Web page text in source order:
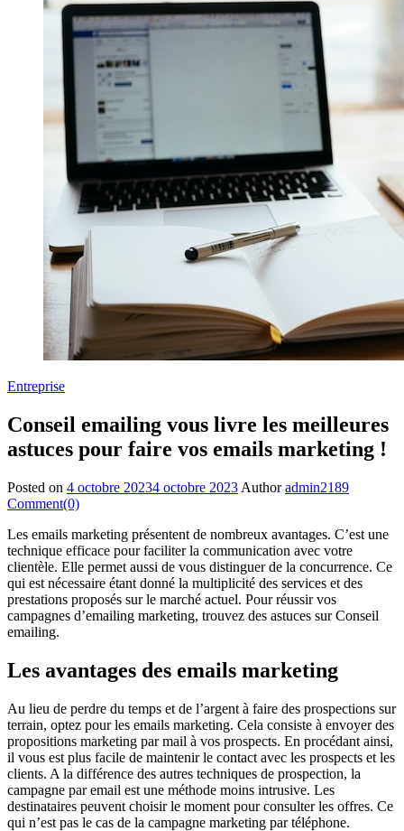
Entreprise
Conseil emailing vous livre les meilleures
astuces pour faire vos emails marketing !
Posted on 4 octobre 20234 octobre 2023 Author admin2189
Comment(0)
Les emails marketing présentent de nombreux avantages. C’est une
technique efficace pour faciliter la communication avec votre
clientèle. Elle permet aussi de vous distinguer de la concurrence. Ce
qui est nécessaire étant donné la multiplicité des services et des
prestations proposés sur le marché actuel. Pour réussir vos
campagnes d’emailing marketing, trouvez des astuces sur Conseil
emailing.
Les avantages des emails marketing
Au lieu de perdre du temps et de l’argent à faire des prospections sur
terrain, optez pour les emails marketing. Cela consiste à envoyer des
propositions marketing par mail à vos prospects. En procédant ainsi,
il vous est plus facile de maintenir le contact avec les prospects et les
clients. A la différence des autres techniques de prospection, la
campagne par email est une méthode moins intrusive. Les
destinataires peuvent choisir le moment pour consulter les offres. Ce
qui n’est pas le cas de la campagne marketing par téléphone.